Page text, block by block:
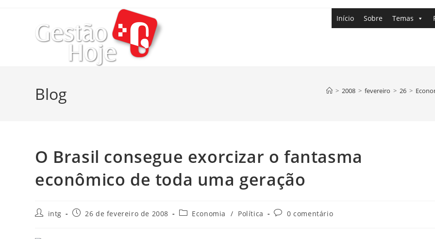
Início Sobre Temas
Blog > 2008 > fevereiro > 26 >
O Brasil consegue exorcizar o fantasma
econômico de toda uma geração
intg 26 de fevereiro de 2008 Economia / Política 0 comentário